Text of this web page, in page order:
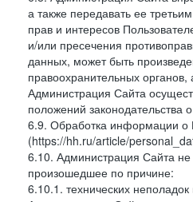
а также передавать ее
прав и интересов
и/или пресечения
данных, может быть
правоохранительных
Администрация Сайта
положений законодательства
6.9. Обработка информации о
(https://hh.ru/article/
6.10. Администрация Сайта не
произошедшее по причине:
6.10.1. технических